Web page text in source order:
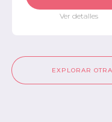
Ver detalles
EXPLORAR